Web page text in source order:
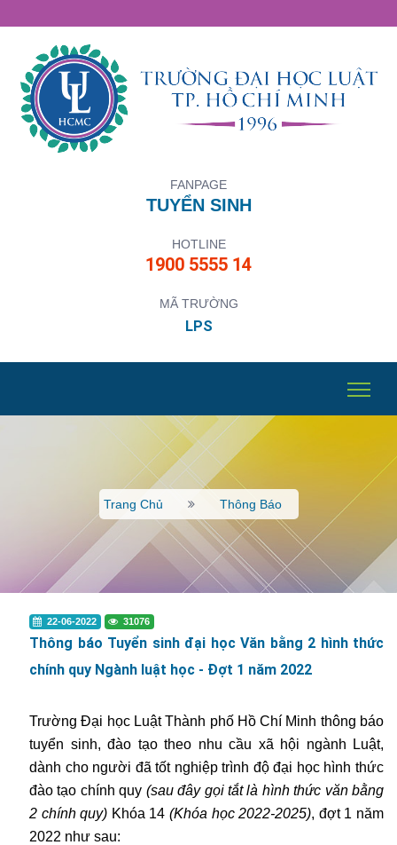
FANPAGE
TUYỂN SINH
HOTLINE
1900 5555 14
MÃ TRƯỜNG
LPS
Trang Chủ Thông Báo
22-06-2022 31076
Thông báo Tuyển sinh đại học Văn bằng 2 hình thức
chính quy Ngành luật học - Đợt 1 năm 2022
Trường Đại học Luật Thành phố Hồ Chí Minh thông báo
tuyển sinh, đào tạo theo nhu cầu xã hội ngành Luật,
dành cho người đã tốt nghiệp trình độ đại học hình thức
đào tạo chính quy (sau đây gọi tắt là hình thức văn bằng
2 chính quy) Khóa 14(Khóa học 2022-2025), đợt 1 năm
2022 như sau: